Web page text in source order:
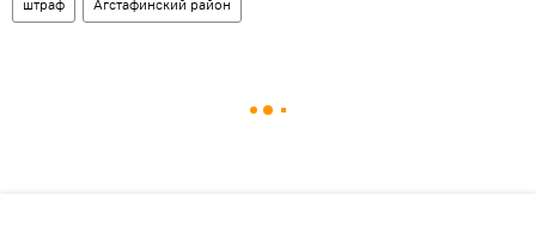
штраф Агстафинский район